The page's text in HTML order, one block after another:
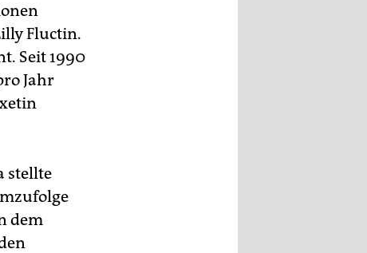
Fluctin.
Seit 1990
Jahr
stellte
dem